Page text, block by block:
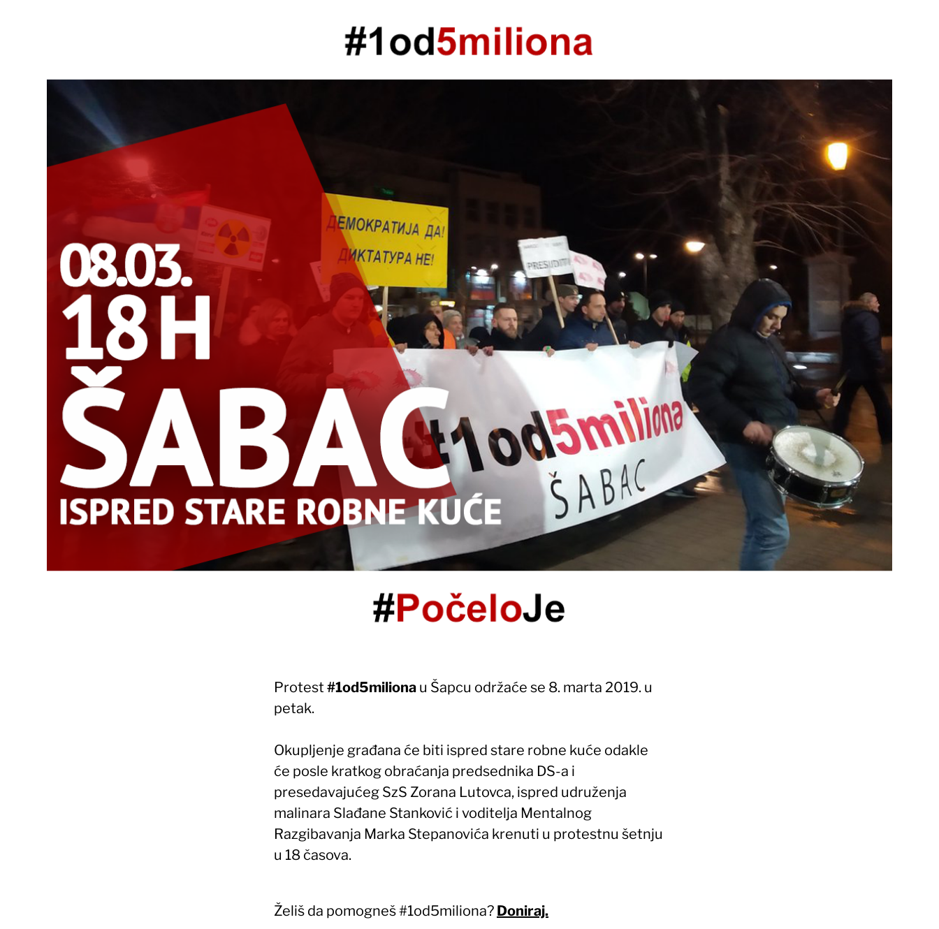
Protest #1od5miliona u Šapcu održaće se 8. marta 2019. u
petak.
Okupljenje građana će biti ispred stare robne kuće odakle
će posle kratkog obraćanja predsednika DS-a i
presedavajućeg SzS Zorana Lutovca, ispred udruženja
malinara Slađane Stanković i voditelja Mentalnog
Razgibavanja Marka Stepanovića krenuti u protestnu šetnju
u 18 časova.
Želiš da pomogneš #1od5miliona? Doniraj.